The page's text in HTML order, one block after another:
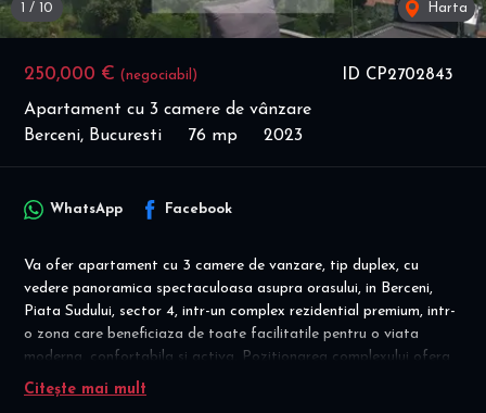
ID CP2702843
250,000 € (negociabil)
Apartament cu 3 camere de vânzare
Berceni, Bucuresti
76 mp 2023
1 / 10 Harta
WhatsApp Facebook
Va ofer apartament cu 3 camere de vanzare, tip duplex, cu
vedere panoramica spectaculoasa asupra orasului, in Berceni,
Piata Sudului, sector 4, intr-un complex rezidential premium, intr-
o zona care beneficiaza de toate facilitatile pentru o viata
moderna, confortabila si activa. Pozitionarea complexului ofera
toate avantajele "orasului de 15 minute", gasind in proximitatea
Citește mai mult